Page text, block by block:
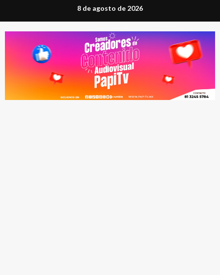
al
contenido
8 de agosto de 2026